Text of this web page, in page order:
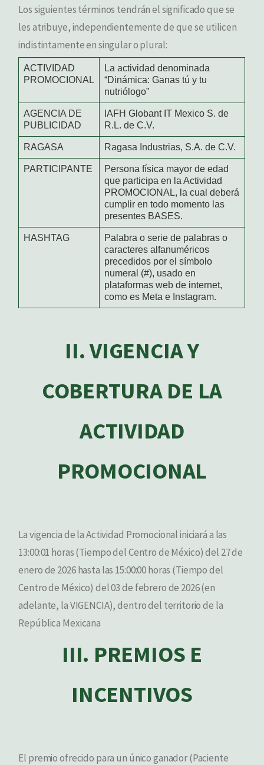
Los siguientes términos tendrán el significado que se
les atribuye, independientemente de que se utilicen
indistintamente en singular o plural:
ACTIVIDAD
PROMOCIONAL
La actividad denominada
“Dinámica: Ganas tú y tu
nutriólogo”
AGENCIA DE
PUBLICIDAD
IAFH Globant IT Mexico S. de
R.L. de C.V.
RAGASA Ragasa Industrias, S.A. de C.V.
PARTICIPANTE
Persona física mayor de edad
que participa en la Actividad
PROMOCIONAL, la cual deberá
cumplir en todo momento las
presentes BASES.
HASHTAG
Palabra o serie de palabras o
caracteres alfanuméricos
precedidos por el símbolo
numeral (#), usado en
plataformas web de internet,
como es Meta e Instagram.
II. VIGENCIA Y
COBERTURA DE LA
ACTIVIDAD
PROMOCIONAL
La vigencia de la Actividad Promocional iniciará a las
13:00:01 horas (Tiempo del Centro de México) del 27 de
enero de 2026 hasta las 15:00:00 horas (Tiempo del
Centro de México) del 03 de febrero de 2026 (en
adelante, la VIGENCIA), dentro del territorio de la
República Mexicana
III. PREMIOS E
INCENTIVOS
El premio ofrecido para un único ganador (Paciente